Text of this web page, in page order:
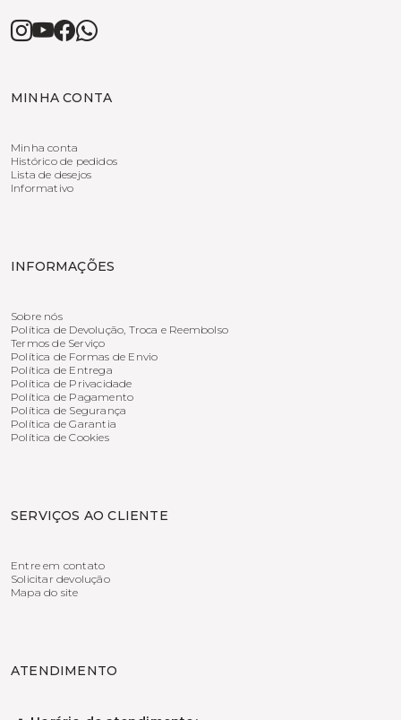
MINHA CONTA
Minha conta
Histórico de pedidos
Lista de desejos
Informativo
INFORMAÇÕES
Sobre nós
Política de Devolução, Troca e Reembolso
Termos de Serviço
Política de Formas de Envio
Política de Entrega
Política de Privacidade
Política de Pagamento
Política de Segurança
Política de Garantia
Política de Cookies
SERVIÇOS AO CLIENTE
Entre em contato
Solicitar devolução
Mapa do site
ATENDIMENTO